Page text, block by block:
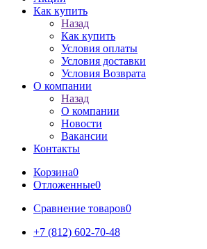
Как купить
Назад
Как купить
Условия оплаты
Условия доставки
Условия Возврата
О компании
Назад
О компании
Новости
Вакансии
Контакты
Корзина0
Отложенные0
Сравнение товаров0
+7 (812) 602-70-48